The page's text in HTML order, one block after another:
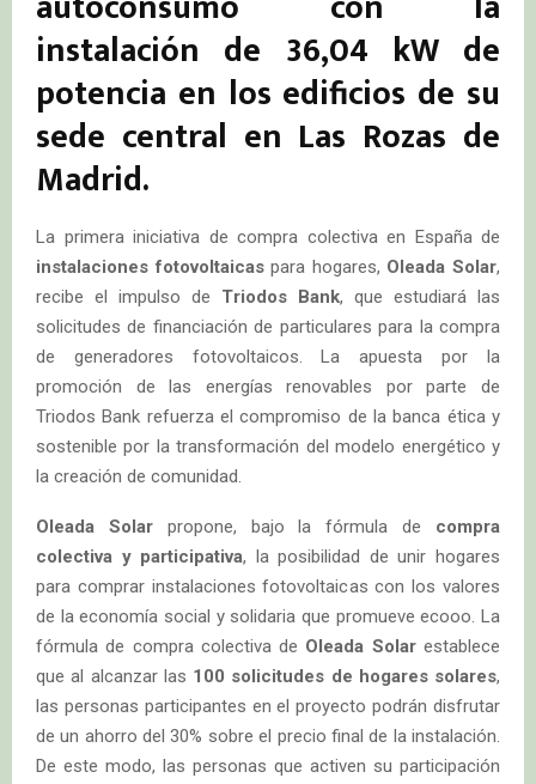
instalación de 36,04 kW de
potencia en los edificios de su
sede central en Las Rozas de
Madrid.
La primera iniciativa de compra colectiva en España de
instalaciones fotovoltaicaspara hogares, Oleada Solar,
recibe el impulso de Triodos Bank, que estudiará las
solicitudes de financiación de particulares para la compra
de generadores fotovoltaicos. La apuesta por la
promoción de las energías renovables por parte de
Triodos Bank refuerza el compromiso de la banca ética y
sostenible por la transformación del modelo energético y
la creación de comunidad.
Oleada Solarpropone, bajo la fórmula de compra
colectiva y participativa, la posibilidad de unir hogares
para comprar instalaciones fotovoltaicas con los valores
de la economía social y solidaria que promueve ecooo. La
fórmula de compra colectiva de Oleada Solarestablece
que al alcanzar las 100 solicitudes de hogares solares,
las personas participantes en el proyecto podrán disfrutar
de un ahorro del 30% sobre el precio final de la instalación.
De este modo, las personas que activen su participación